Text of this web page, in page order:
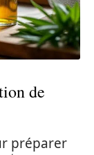
de
préparer